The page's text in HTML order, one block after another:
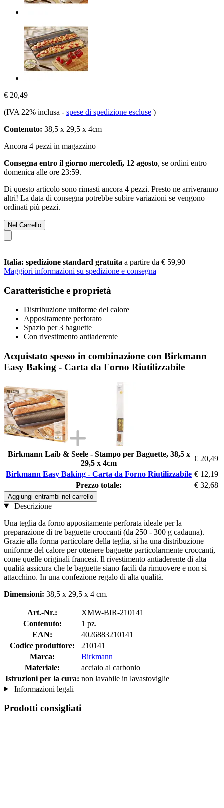
€ 20,49
(IVA 22% inclusa - spese di spedizione escluse )
Contenuto: 38,5 x 29,5 x 4cm
Ancora 4 pezzi in magazzino
Consegna entro il giorno mercoledì, 12 agosto, se ordini entro
domenica alle ore 23:59.
Di questo articolo sono rimasti ancora 4 pezzi. Presto ne arriveranno
altri! La data di consegna potrebbe subire variazioni se vengono
ordinati più pezzi.
Nel Carrello
Italia: spedizione standard gratuita a partire da € 59,90
Maggiori informazioni su spedizione e consegna
Caratteristiche e proprietà
Distribuzione uniforme del calore
Appositamente perforato
Spazio per 3 baguette
Con rivestimento antiaderente
Acquistato spesso in combinazione con Birkmann
Easy Baking - Carta da Forno Riutilizzabile
Birkmann Laib & Seele - Stampo per Baguette, 38,5 x
29,5 x 4cm
€ 20,49
Birkmann Easy Baking - Carta da Forno Riutilizzabile € 12,19
Prezzo totale:
€ 32,68
Aggiungi entrambi nel carrello
Descrizione
Una teglia da forno appositamente perforata ideale per la
preparazione di tre baguette croccanti (da 250 - 300 g cadauna).
Grazie alla forma particolare della teglia, si ha una distribuzione
uniforme del calore per ottenere baguette particolarmente croccanti,
come quelle originali francesi. Il rivestimento antiaderente di alta
qualità assicura che le baguette siano facili da rimuovere e non si
attacchino. In una confezione regalo di alta qualità.
Dimensioni: 38,5 x 29,5 x 4 cm.
Art.-Nr.:
XMW-BIR-210141
Contenuto:
1 pz.
EAN:
4026883210141
Codice produttore:
210141
Marca:
Birkmann
Materiale:
acciaio al carbonio
Istruzioni per la cura: non lavabile in lavastoviglie
Informazioni legali
Prodotti consigliati